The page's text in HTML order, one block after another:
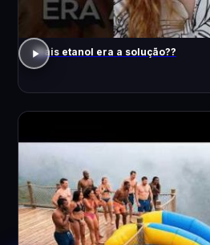
Mais etanol era a solução??